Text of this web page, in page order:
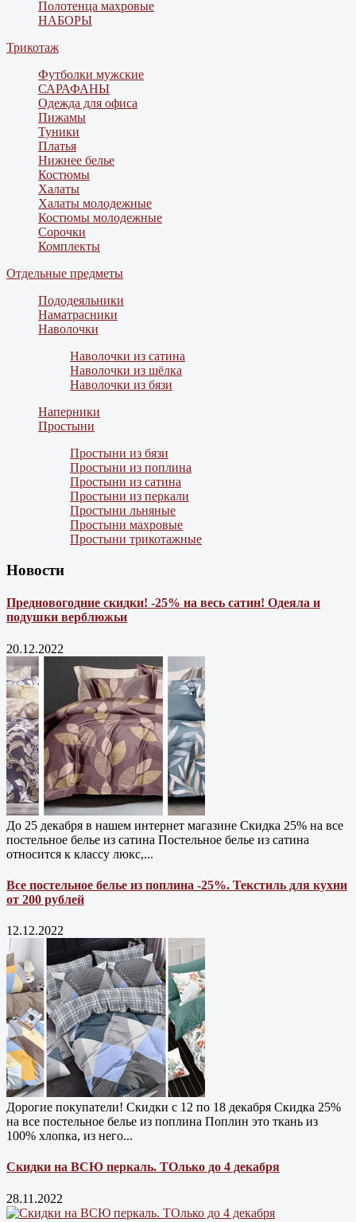
Полотенца махровые
НАБОРЫ
Трикотаж
Футболки мужские
САРАФАНЫ
Одежда для офиса
Пижамы
Туники
Платья
Нижнее белье
Костюмы
Халаты
Халаты молодежные
Костюмы молодежные
Сорочки
Комплекты
Отдельные предметы
Пододеяльники
Наматрасники
Наволочки
Наволочки из сатина
Наволочки из шёлка
Наволочки из бязи
Наперники
Простыни
Простыни из бязи
Простыни из поплина
Простыни из сатина
Простыни из перкали
Простыни льняные
Простыни махровые
Простыни трикотажные
Новости
Предновогодние скидки! -25% на весь сатин! Одеяла и
подушки верблюжьи
20.12.2022
До 25 декабря в нашем интернет магазине Cкидка 25% на все
постельное белье из сатина Постельное белье из сатина
относится к классу люкс,...
Все постельное белье из поплина -25%. Текстиль для кухни
от 200 рублей
12.12.2022
Дорогие покупатели! Скидки с 12 по 18 декабря Скидка 25%
на все постельное белье из поплина Поплин это ткань из
100% хлопка, из него...
Скидки на ВСЮ перкаль. ТОлько до 4 декабря
28.11.2022